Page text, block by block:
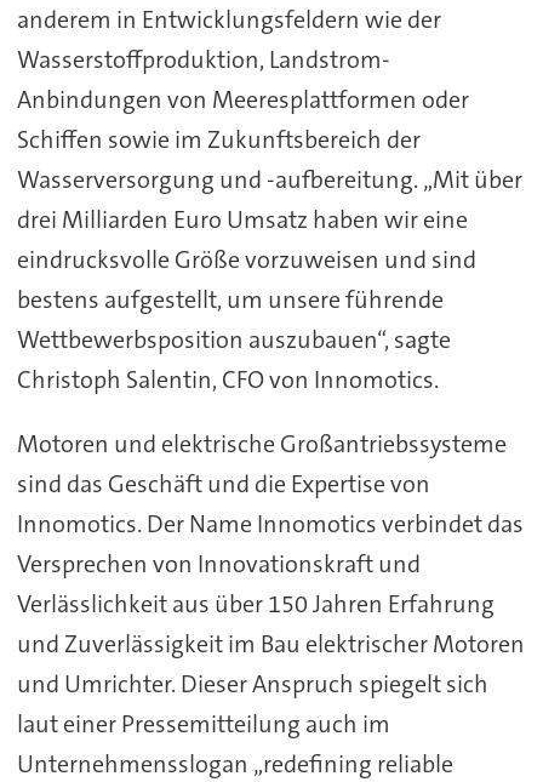
anderem in Entwicklungsfeldern wie der
Wasserstoffproduktion, Landstrom-
Anbindungen von Meeresplattformen oder
Schiffen sowie im Zukunftsbereich der
Wasserversorgung und -aufbereitung. „Mit über
drei Milliarden Euro Umsatz haben wir eine
eindrucksvolle Größe vorzuweisen und sind
bestens aufgestellt, um unsere führende
Wettbewerbsposition auszubauen“, sagte
Christoph Salentin, CFO von Innomotics.
Motoren und elektrische Großantriebssysteme
sind das Geschäft und die Expertise von
Innomotics. Der Name Innomotics verbindet das
Versprechen von Innovationskraft und
Verlässlichkeit aus über 150 Jahren Erfahrung
und Zuverlässigkeit im Bau elektrischer Motoren
und Umrichter. Dieser Anspruch spiegelt sich
laut einer Pressemitteilung auch im
Unternehmensslogan „redefining reliable